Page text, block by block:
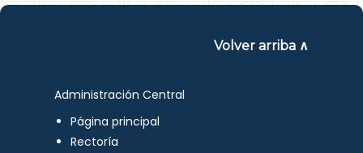
Volver arriba ∧
Administración Central
Página principal
Rectoría